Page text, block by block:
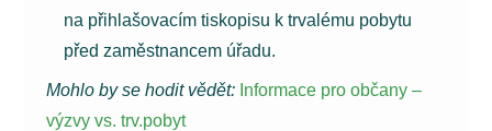
na přihlašovacím tiskopisu k trvalému pobytu
před zaměstnancem úřadu.
Mohlo by se hodit vědět: Informace pro občany –
výzvy vs. trv.pobyt